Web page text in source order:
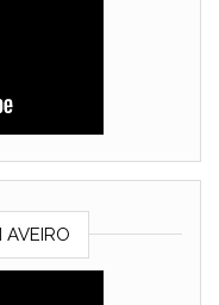
AVEIRO